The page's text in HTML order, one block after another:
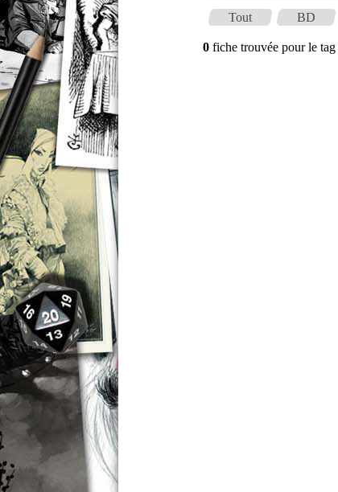
Tout BD
0 fiche trouvée pour le tag